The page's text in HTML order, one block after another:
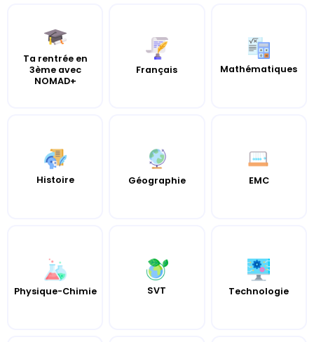
Ta rentrée en
3ème avec
NOMAD+
Français Mathématiques
Histoire Géographie EMC
Physique-Chimie SVT Technologie